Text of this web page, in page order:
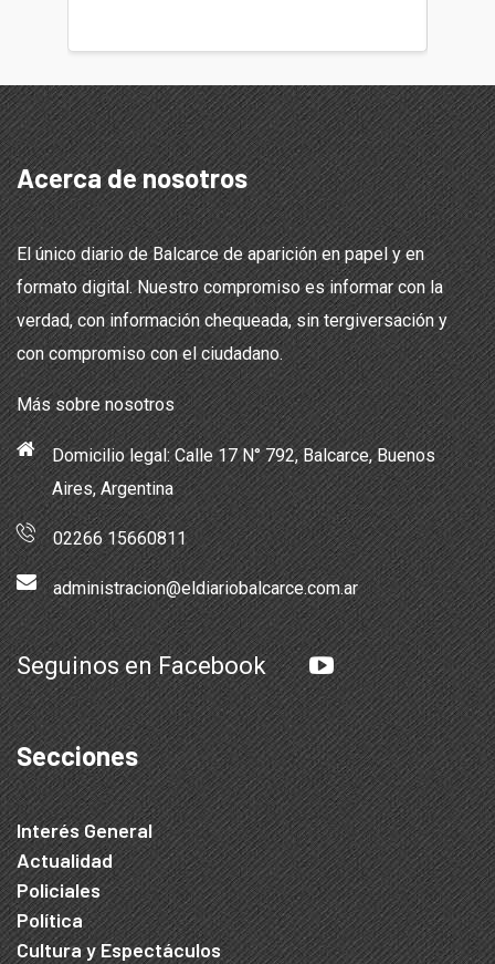
Acerca de nosotros
El único diario de Balcarce de aparición en papel y en
formato digital. Nuestro compromiso es informar con la
verdad, con información chequeada, sin tergiversación y
con compromiso con el ciudadano.
Más sobre nosotros
Domicilio legal: Calle 17 N° 792, Balcarce, Buenos
Aires, Argentina
02266 15660811
administracion@eldiariobalcarce.com.ar
Seguinos en Facebook
Secciones
Interés General
Actualidad
Policiales
Política
Cultura y Espectáculos